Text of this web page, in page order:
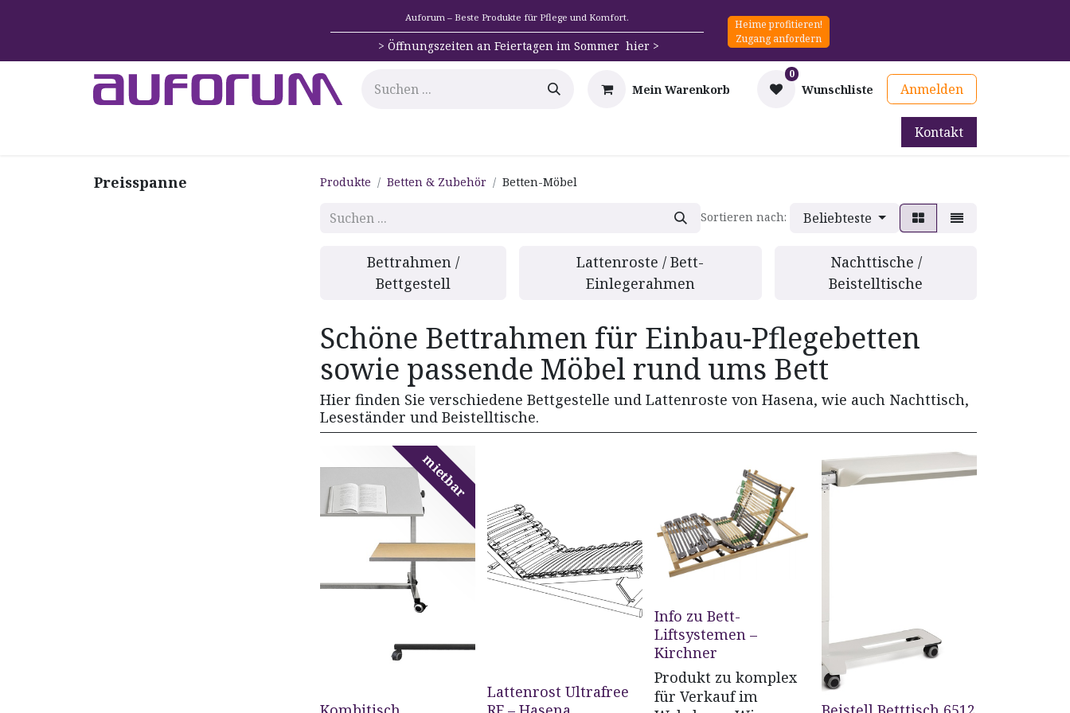
Auforum – Beste Produkte für Pflege und Komfort.
> Öffnungszeiten an Feiertagen im Sommer hier >
Heime profitieren!
Zugang anfordern
Mein Warenkorb
0
Wunschliste Anmelden
Mieten
Kontakt
Preisspanne Produkte Betten & Zubehör Betten-Möbel
Sortieren nach: Beliebteste
Bettrahmen /
Bettgestell
Lattenroste / Bett-
Einlegerahmen
Nachttische /
Beistelltische
Schöne Bettrahmen für Einbau-Pflegebetten
sowie passende Möbel rund ums Bett
Hier finden Sie verschiedene Bettgestelle und Lattenroste von Hasena, wie auch Nachttisch,
Leseständer und Beistelltische.
mietbar
Lattenrost Ultrafree
Info zu Bett-
Liftsystemen –
Kirchner
Produkt zu komplex
für Verkauf im